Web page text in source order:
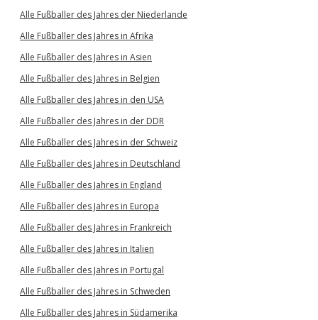
Alle Fußballer des Jahres der Niederlande
Alle Fußballer des Jahres in Afrika
Alle Fußballer des Jahres in Asien
Alle Fußballer des Jahres in Belgien
Alle Fußballer des Jahres in den USA
Alle Fußballer des Jahres in der DDR
Alle Fußballer des Jahres in der Schweiz
Alle Fußballer des Jahres in Deutschland
Alle Fußballer des Jahres in England
Alle Fußballer des Jahres in Europa
Alle Fußballer des Jahres in Frankreich
Alle Fußballer des Jahres in Italien
Alle Fußballer des Jahres in Portugal
Alle Fußballer des Jahres in Schweden
Alle Fußballer des Jahres in Südamerika